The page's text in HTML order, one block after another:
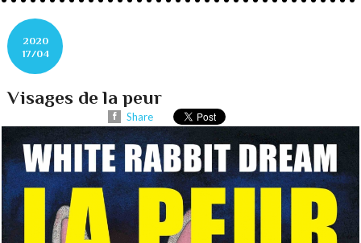
2020
17/04
Visages de la peur
Share